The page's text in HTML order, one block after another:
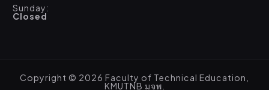
Sunday:
Closed
Copyright © 2026 Faculty of Technical Education,
KMUTNB มจพ.